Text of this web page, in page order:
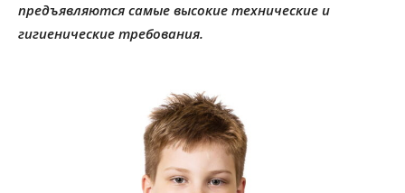
предъявляются самые высокие технические и
гигиенические требования.